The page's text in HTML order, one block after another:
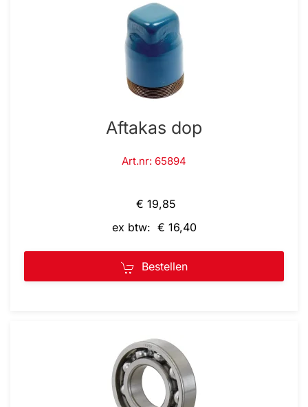
Aftakas dop
Art.nr: 65894
€ 19,85
ex btw: € 16,40
Bestellen